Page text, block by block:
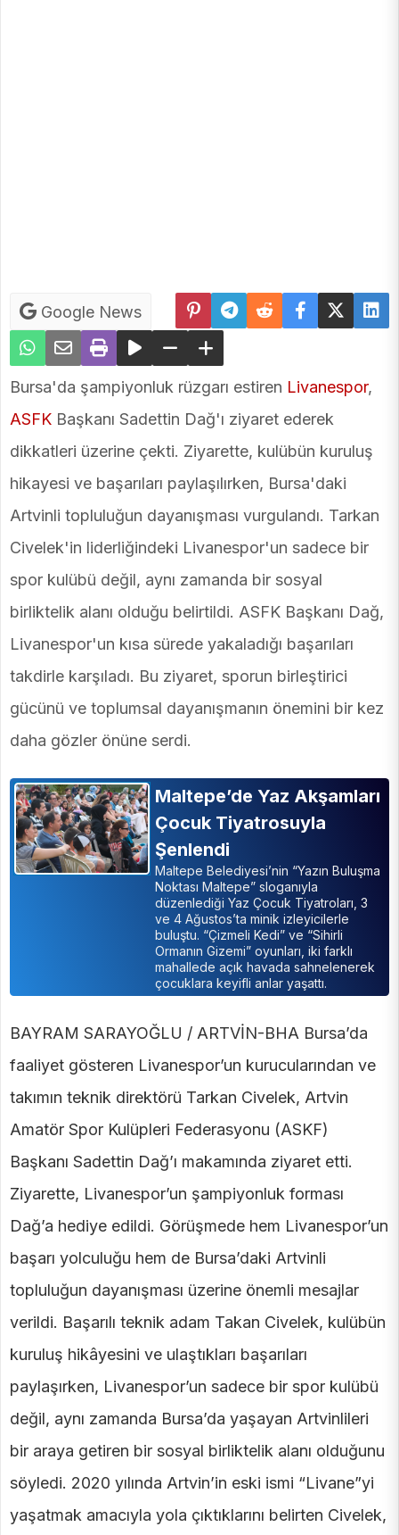
Google News
Bursa'da şampiyonluk rüzgarı estiren Livanespor,
ASFK Başkanı Sadettin Dağ'ı ziyaret ederek
dikkatleri üzerine çekti. Ziyarette, kulübün kuruluş
hikayesi ve başarıları paylaşılırken, Bursa'daki
Artvinli topluluğun dayanışması vurgulandı. Tarkan
Civelek'in liderliğindeki Livanespor'un sadece bir
spor kulübü değil, aynı zamanda bir sosyal
birliktelik alanı olduğu belirtildi. ASFK Başkanı Dağ,
Livanespor'un kısa sürede yakaladığı başarıları
takdirle karşıladı. Bu ziyaret, sporun birleştirici
gücünü ve toplumsal dayanışmanın önemini bir kez
daha gözler önüne serdi.
Maltepe’de Yaz Akşamları
Çocuk Tiyatrosuyla
Şenlendi
Maltepe Belediyesi’nin “Yazın Buluşma
Noktası Maltepe” sloganıyla
düzenlediği Yaz Çocuk Tiyatroları, 3
ve 4 Ağustos’ta minik izleyicilerle
buluştu. “Çizmeli Kedi” ve “Sihirli
Ormanın Gizemi” oyunları, iki farklı
mahallede açık havada sahnelenerek
çocuklara keyifli anlar yaşattı.
BAYRAM SARAYOĞLU / ARTVİN-BHA Bursa’da
faaliyet gösteren Livanespor’un kurucularından ve
takımın teknik direktörü Tarkan Civelek, Artvin
Amatör Spor Kulüpleri Federasyonu (ASKF)
Başkanı Sadettin Dağ’ı makamında ziyaret etti.
Ziyarette, Livanespor’un şampiyonluk forması
Dağ’a hediye edildi. Görüşmede hem Livanespor’un
başarı yolculuğu hem de Bursa’daki Artvinli
topluluğun dayanışması üzerine önemli mesajlar
verildi. Başarılı teknik adam Takan Civelek, kulübün
kuruluş hikâyesini ve ulaştıkları başarıları
paylaşırken, Livanespor’un sadece bir spor kulübü
değil, aynı zamanda Bursa’da yaşayan Artvinlileri
bir araya getiren bir sosyal birliktelik alanı olduğunu
söyledi. 2020 yılında Artvin’in eski ismi “Livane”yi
yaşatmak amacıyla yola çıktıklarını belirten Civelek,